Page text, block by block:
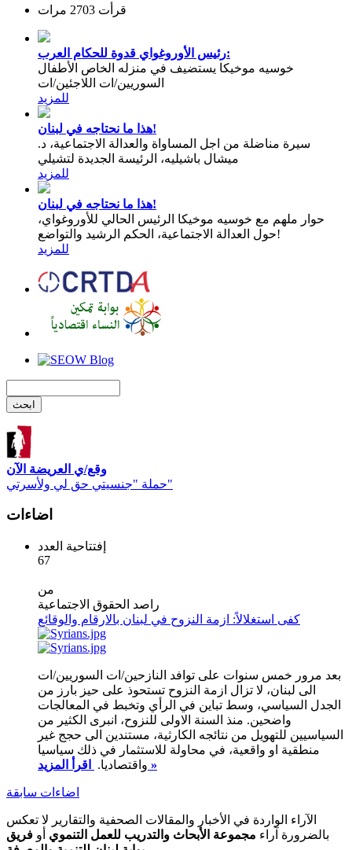
قرأت 2703 مرات
رئيس الأوروغواي قدوة للحكام العرب:
خوسيه موخيكا يستضيف في منزله الخاص الأطفال
السوريين/ات اللاجئين/ات
للمزيد
هذا ما نحتاجه في لبنان!
سيرة مناضلة من اجل المساواة والعدالة الاجتماعية، د.
ميشال باشيليه، الرئيسة الجديدة لتشيلي
للمزيد
هذا ما نحتاجه في لبنان!
حوار ملهم مع خوسيه موخيكا الرئيس الحالي للأوروغواي،
حول العدالة الاجتماعية، الحكم الرشيد والتواضع!
للمزيد
وقع/ي العريضة الآن
حملة "جنسيتي حق لي ولأسرتي"
اضاءات
إفتتاحية العدد
67
من
راصد الحقوق الاجتماعية
كفى استغلالاً: ازمة النزوح في لبنان بالارقام والوقائع
بعد مرور خمس سنوات على توافد النازحين/ات السوريين/ات
الى لبنان، لا تزال ازمة النزوح تستحوذ على حيز بارز من
الجدل السياسي، وسط تباين في الرأي وتخبط في المعالجات
واضحين. منذ السنة الاولى للنزوح، انبرى الكثير من
السياسيين للتهويل من نتائجه الكارثية، مستندين الى حجج غير
منطقية او واقعية، في محاولة للاستثمار في ذلك سياسيا
واقتصاديا. اقرأ المزيد »
اضاءات سابقة
الآراء الواردة في الأخبار والمقالات الصحفية والتقارير لا تعكس
بالضرورة آراء مجموعة الأبحاث والتدريب للعمل التنموي أو فريق